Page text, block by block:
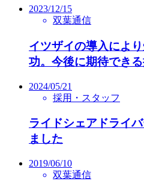
2023/12/15
双葉通信
イツザイの導入によ
功。今後に期待でき
2024/05/21
採用・スタッフ
ライドシェアドライ
ました
2019/06/10
双葉通信